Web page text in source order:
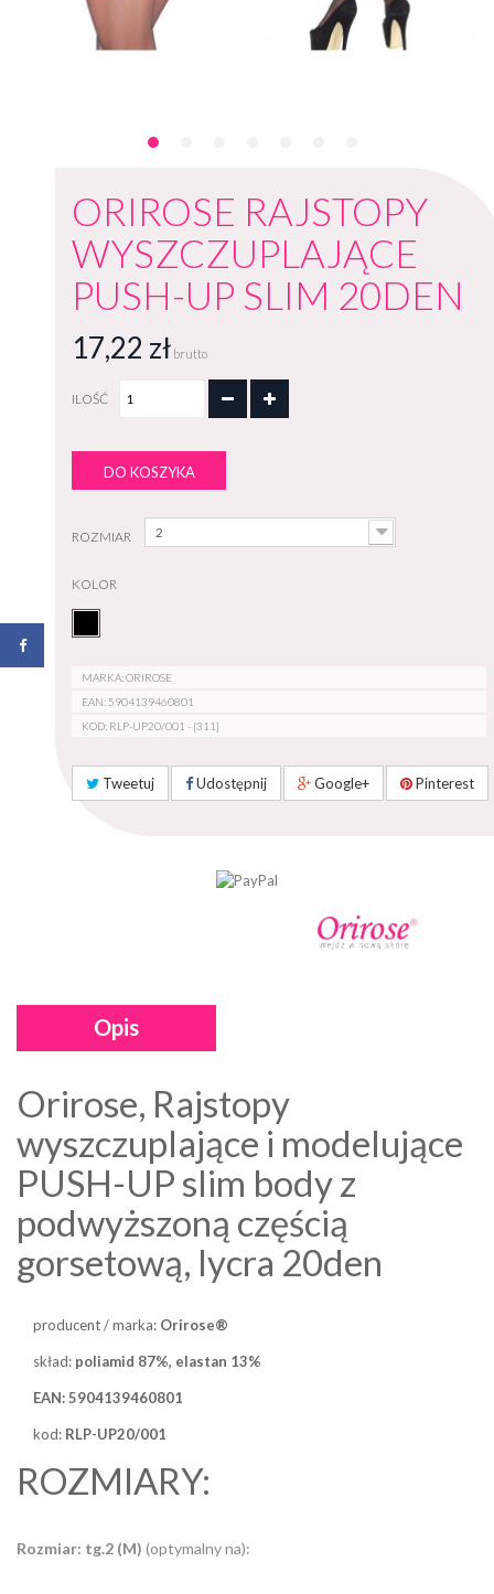
ORIROSE RAJSTOPY
WYSZCZUPLAJĄCE
PUSH-UP SLIM 20DEN
17,22 zł brutto
ILOŚĆ
DO KOSZYKA
ROZMIAR 2
KOLOR
MARKA: ORIROSE
EAN: 5904139460801
KOD: RLP-UP20/001 - [311]
Tweetuj Udostępnij Google+ Pinterest
Opis
Orirose, Rajstopy
wyszczuplające i modelujące
PUSH-UP slim body z
podwyższoną częścią
gorsetową, lycra 20den
producent / marka: Orirose®
skład: poliamid 87%, elastan 13%
EAN:5904139460801
kod: RLP-UP20/001
ROZMIARY:
Rozmiar: tg.2 (M) (optymalny na):